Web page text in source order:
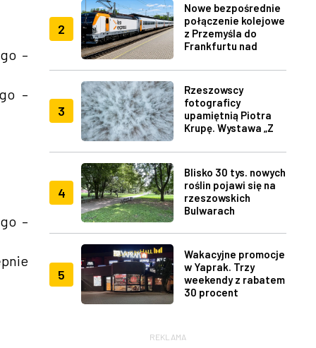
–
–
–
2
Nowe bezpośrednie
połączenie kolejowe
z Przemyśla do
Frankfurtu nad
3
Rzeszowscy
fotograficy
upamiętnią Piotra
Krupę. Wystawa „Z
4
Blisko 30 tys. nowych
roślin pojawi się na
rzeszowskich
Bulwarach
5
Wakacyjne promocje
w Yaprak. Trzy
weekendy z rabatem
30 procent
REKLAMA